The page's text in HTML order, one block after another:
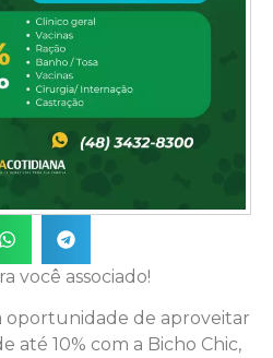
você associado!
oportunidade de aproveitar
até 10% com a Bicho Chic,